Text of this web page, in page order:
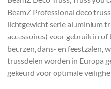
BeamZ Professional deco
lichtgewicht serie aluminium
accessoires) voor gebruik in of
beurzen, dans- en feestzalen,
trussdelen worden in Europa
gekeurd voor optimale